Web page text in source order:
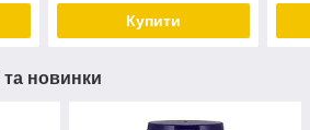
Купити
та новинки